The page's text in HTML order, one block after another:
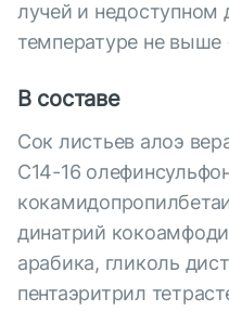
лучей и недоступном
температуре не выше
В составе
Cок листьев алоэ
C14-16
динатрий
арабика, гликоль
пентаэритрил